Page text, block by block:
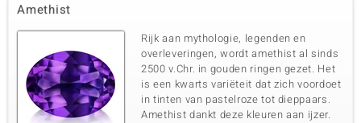
Amethist
Rijk aan mythologie, legenden en
overleveringen, wordt amethist al sinds
2500 v.Chr. in gouden ringen gezet. Het
is een kwarts variëteit dat zich voordoet
in tinten van pastelroze tot dieppaars.
Amethist dankt deze kleuren aan ijzer.